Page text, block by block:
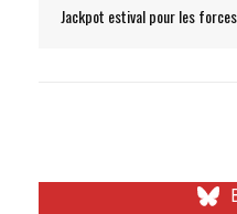
Jackpot estival pour les